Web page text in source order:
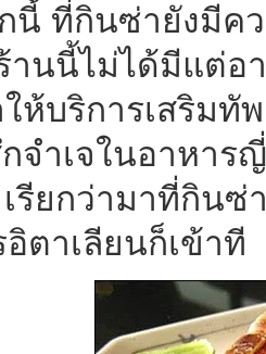
กินซ่ายังมีคว
านนี้ไม่ได้มีแต่อ
ห้บริการเสริมทั
จำเจในอาหาร
รียกว่ามาที่กินซ่
ตาเลียนก็เข้าที